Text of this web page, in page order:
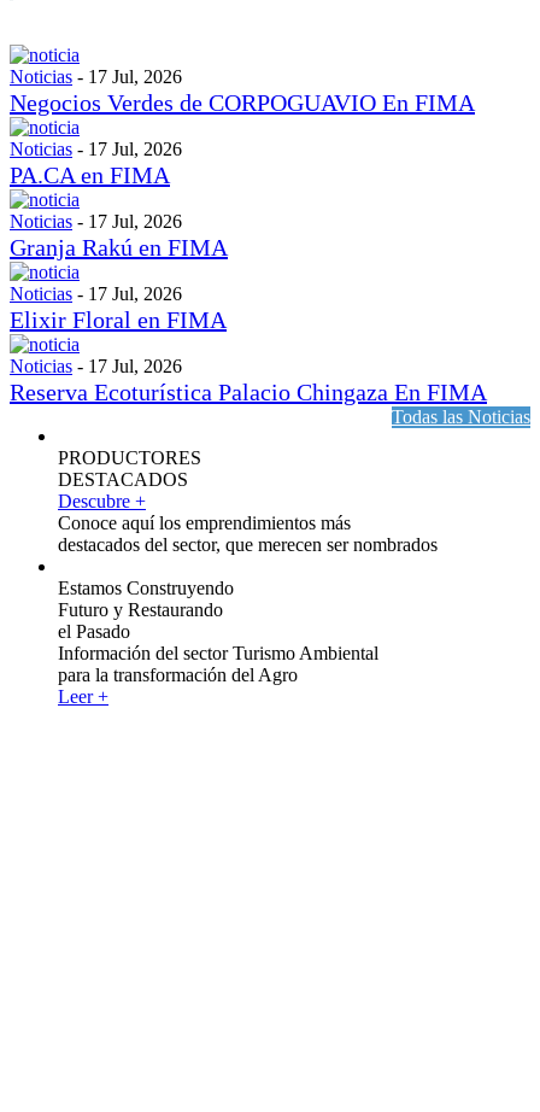
Noticias - 17 Jul, 2026
Negocios Verdes de CORPOGUAVIO En FIMA
Noticias - 17 Jul, 2026
PA.CA en FIMA
Noticias - 17 Jul, 2026
Granja Rakú en FIMA
Noticias - 17 Jul, 2026
Elixir Floral en FIMA
Noticias - 17 Jul, 2026
Reserva Ecoturística Palacio Chingaza En FIMA
Todas las Noticias
PRODUCTORES
DESTACADOS
Descubre +
Conoce aquí los emprendimientos más
destacados del sector, que merecen ser nombrados
Estamos Construyendo
Futuro y Restaurando
el Pasado
Información del sector Turismo Ambiental
para la transformación del Agro
Leer +